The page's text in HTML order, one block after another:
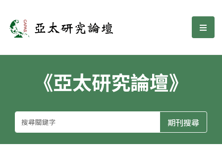
亞太研究論壇 選
《亞太研究論壇》